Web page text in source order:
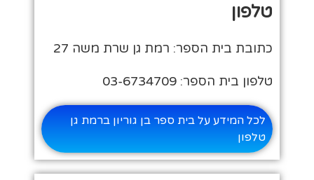
טלפון
כתובת בית הספר: רמת גן שרת משה 27
טלפון בית הספר: 03-6734709
לכל המידע על בית ספר בן גוריון ברמת גן
טלפון